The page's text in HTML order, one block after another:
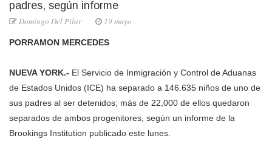
padres, según informe
Domingo Del Pilar 19 mayo
PORRAMON MERCEDES
NUEVA YORK.- El Servicio de Inmigración y Control de Aduanas
de Estados Unidos (ICE) ha separado a 146.635 niños de uno de
sus padres al ser detenidos; más de 22,000 de ellos quedaron
separados de ambos progenitores, según un informe de la
Brookings Institution publicado este lunes.